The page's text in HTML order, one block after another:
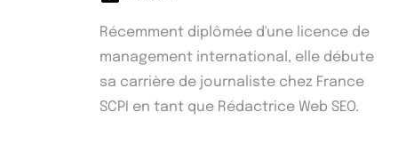
Récemment diplômée d'une licence de
management international, elle débute
sa carrière de journaliste chez France
SCPI en tant que Rédactrice Web SEO.